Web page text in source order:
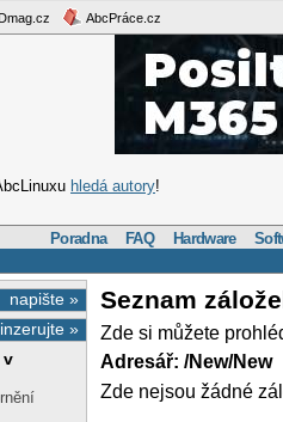
AbcPráce.cz
hledá autory!
Poradna FAQ Hardware
napište »
inzerujte »
v
Seznam
Zde si můžete
Adresář: /New/New
Zde nejsou žádné